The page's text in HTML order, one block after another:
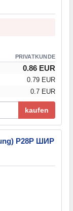
PRIVATKUNDE
0.86 EUR
0.79 EUR
0.7 EUR
kaufen
P28P ШИР